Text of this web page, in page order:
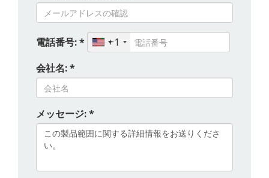
電話番号: *
+1
会社名: *
メッセージ: *